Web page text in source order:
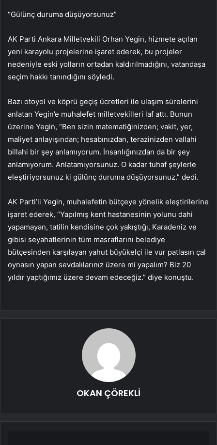
“Gülünç duruma düşüyorsunuz”
AK Parti Ankara Milletvekili Orhan Yegin, hizmete açılan
yeni karayolu projelerine işaret ederek, bu projeler
nedeniyle eski yolların ortadan kaldırılmadığını, vatandaşa
seçim hakkı tanındığını söyledi.
Bazı otoyol ve köprü geçiş ücretleri ile ulaşım sürelerini
anlatan Yegin’e muhalefet milletvekilleri laf attı. Bunun
üzerine Yegin, “Ben sizin matematiğinizden; vakit, yer,
maliyet anlayışından; hesabınızdan, terazinizden vallahi
billahi bir şey anlamıyorum. İnsanlığınızdan da bir şey
anlamıyorum. Anlatamıyorsunuz. O kadar tuhaf şeylerle
eleştiriyorsunuz ki gülünç duruma düşüyorsunuz.” dedi.
AK Parti’li Yegin, muhalefetin bütçeye yönelik eleştirilerine
işaret ederek, “Yapılmış kent hastanesinin yolunu dahi
yapamayan, tatilin kendisine çok yakıştığı, Karadeniz ve
gibisi seyahatlerinin tüm masraflarını belediye
bütçesinden karşılayan yahut büyükelçi ile vur patlasın çal
oynasın yapan sevdalılarınız üzere mi yapalım? Biz 20
yıldır yaptığımız üzere devam edeceğiz.” diye konuştu.
OKAN ÇÖREKLİ